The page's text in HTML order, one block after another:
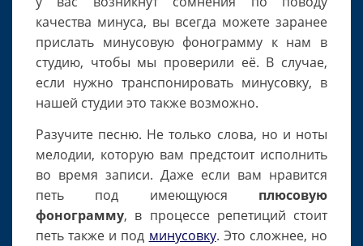
качества минуса, вы всегда можете заранее
прислать минусовую фонограмму к нам в
студию, чтобы мы проверили её. В случае,
если нужно транспонировать минусовку, в
нашей студии это также возможно.
Разучите песню. Не только слова, но и ноты
мелодии, которую вам предстоит исполнить
во время записи. Даже если вам нравится
петь под имеющуюся плюсовую
фонограмму, в процессе репетиций стоит
петь также и под минусовку. Это сложнее, но